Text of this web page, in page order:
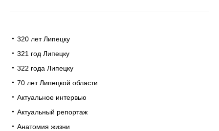
320 лет Липецку
321 год Липецку
322 года Липецку
70 лет Липецкой области
Актуальное интервью
Актуальный репортаж
Анатомия жизни